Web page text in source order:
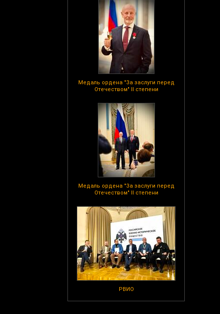
Медаль ордена "За заслуги перед
Отечеством" II степени
Медаль ордена "За заслуги перед
Отечеством" II степени
РВИО